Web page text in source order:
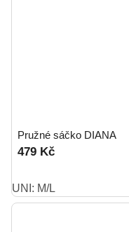
Pružné sáčko DIANA
479 Kč
UNI: M/L